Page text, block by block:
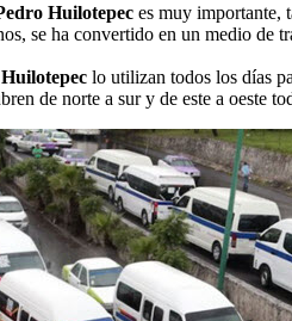
Huilotepec es muy importante,
se ha convertido en un medio de
lo utilizan todos los días
de norte a sur y de este a oeste